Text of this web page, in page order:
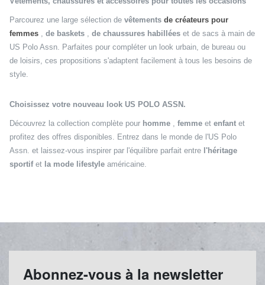
Parcourez une large sélection de vêtements de créateurs pour
femmes
de baskets de chaussures habillées et de sacs à main de
US Polo Assn. Parfaites pour compléter un look urbain, de bureau ou
de loisirs, ces propositions s'adaptent facilement à tous les besoins de
style.
Choisissez votre nouveau look US POLO ASSN.
Découvrez la collection complète pour homme femme et enfant et
profitez des offres disponibles. Entrez dans le monde de l'US Polo
Assn. et laissez-vous inspirer par l'équilibre parfait entre l'héritage
sportifet la mode lifestyle américaine.
Abonnez-vous à la newsletter